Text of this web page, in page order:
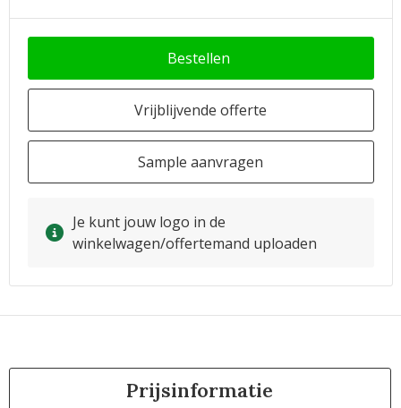
Bestellen
Vrijblijvende offerte
Sample aanvragen
Je kunt jouw logo in de
winkelwagen/offertemand uploaden
Prijsinformatie